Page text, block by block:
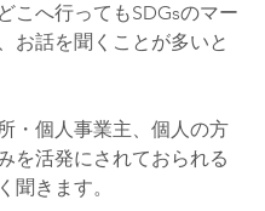
こへ行ってもSDGsのマー
お話を聞くことが多いと
・個人事業主、個人の方
を活発にされておられる
聞きます。